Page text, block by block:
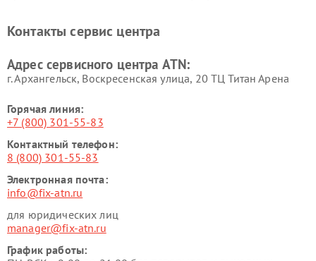
Контакты сервис центра
Адрес сервисного центра ATN:
г. Архангельск, Воскресенская улица, 20 ТЦ Титан Арена
Горячая линия:
+7 (800) 301-55-83
Контактный телефон:
8 (800) 301-55-83
Электронная почта:
info@fix-atn.ru
для юридических лиц
manager@fix-atn.ru
График работы: